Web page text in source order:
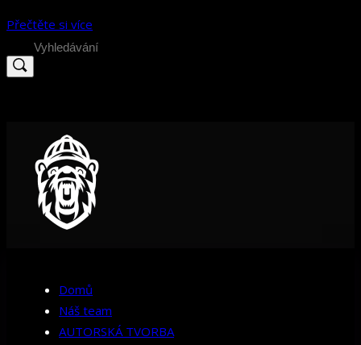
Přečtěte si více
Search
for:
Domů
Náš team
AUTORSKÁ TVORBA